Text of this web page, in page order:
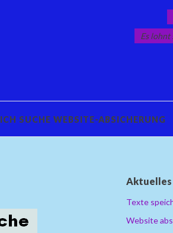
Es lohnt
ICH SUCHE WEBSITE-ABSICHERUNG
Aktuelles
Texte
Website